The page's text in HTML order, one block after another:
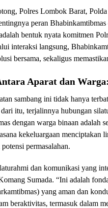
Polres Lombok Barat,
peran
bentuk nyata komitmen
interaksi langsung,
bersama, sekaligus
Aparat dan
sambang ini tidak hanya
itu, terjalinnya hubungan
dengan warga binaan adalah
kekeluargaan
permasalahan.
dan komunikasi yang
Sumada. “Ini adalah
yang aman dan
beraktivitas, termasuk dalam